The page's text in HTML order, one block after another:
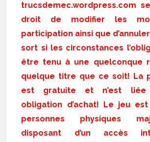
trucsdemec.wordpress.com
droit de modifier les
participation ainsi que
sort si les circonstances
être tenu à une quelconque
quelque titre que ce soit! La
est gratuite et n’est liée
obligation d’achat! Le jeu
personnes physiques
disposant d’un accès